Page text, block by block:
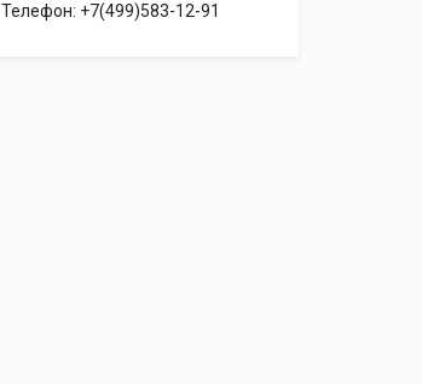
Телефон: +7(499)583-12-91